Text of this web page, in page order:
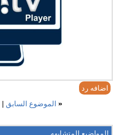
اضافه رد
« الموضوع السابق |
المواضيع المتشابهه